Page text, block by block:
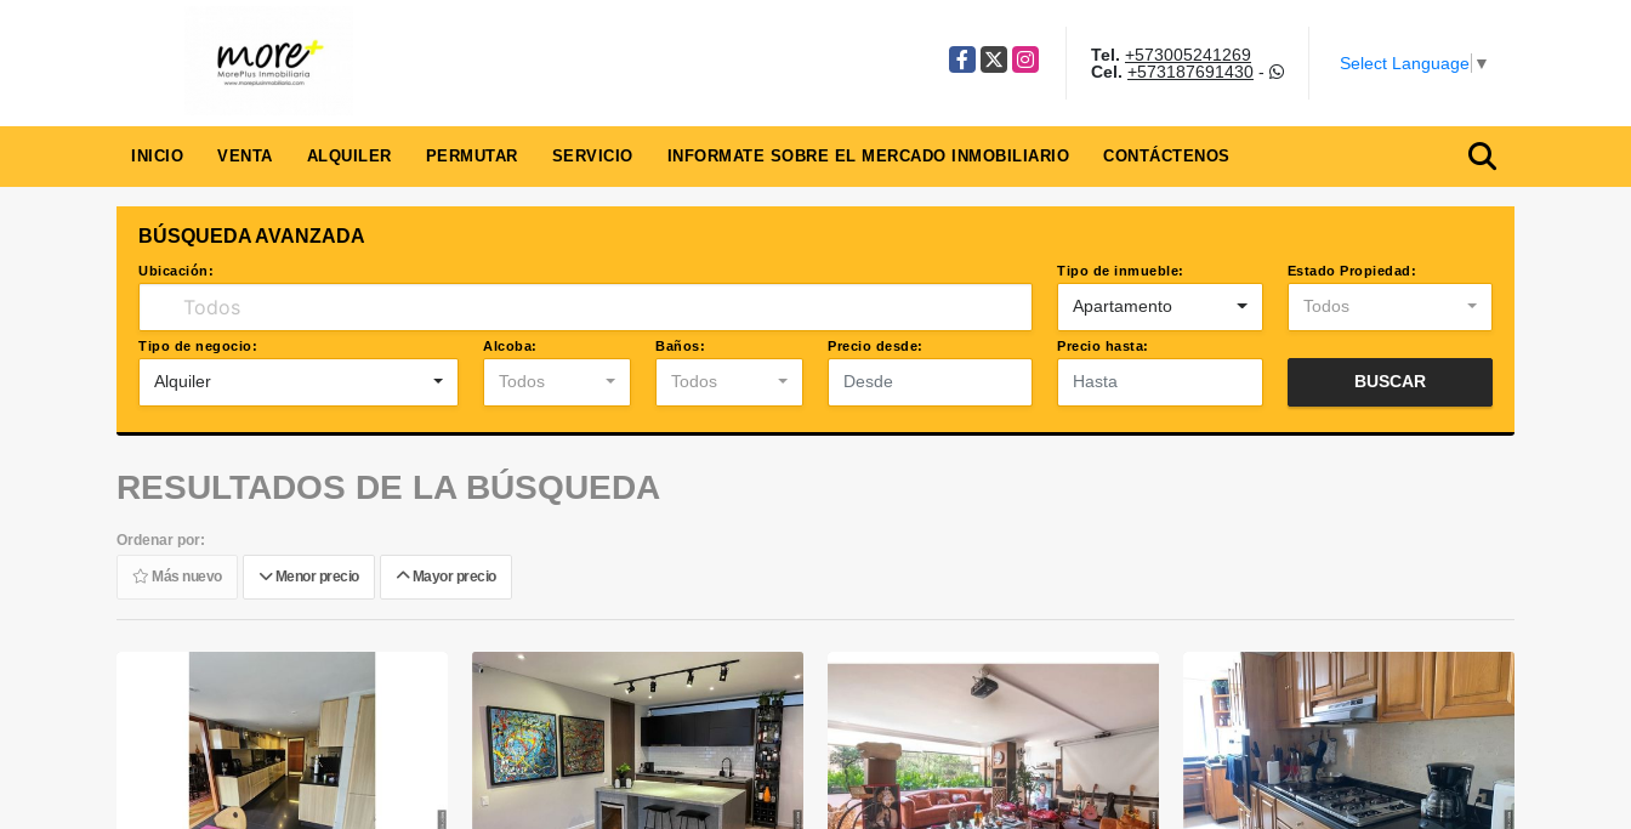
Facebook
X Instagram Tel. +573005241269
Cel. +573187691430- Select Language ▼
INICIO VENTA ALQUILER PERMUTAR SERVICIO INFORMATE SOBRE EL MERCADO INMOBILIARIO CONTÁCTENOS
BÚSQUEDA AVANZADA
Ubicación: Tipo de inmueble:
Apartamento
Estado Propiedad:
Todos
Tipo de negocio:
Alquiler
Alcoba:
Todos
Baños:
Todos
Precio desde: Precio hasta:
BUSCAR
RESULTADOS DE LA BÚSQUEDA
Ordenar por:
Más nuevo Menor precio Mayor precio